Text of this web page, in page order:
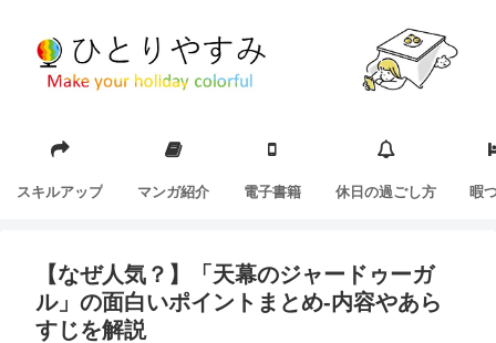
スキルアップ マンガ紹介 電子書籍 休日の過ごし方 暇
【なぜ人気？】「天幕のジャードゥーガ
ル」の面白いポイントまとめ-内容やあら
すじを解説